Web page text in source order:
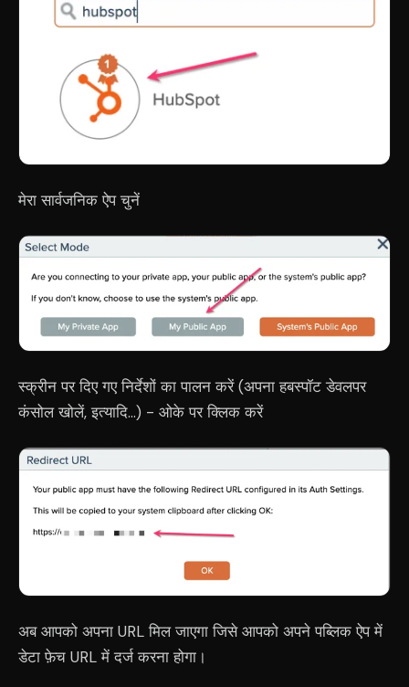
मेरा सार्वजनिक ऐप चुनें
स्क्रीन पर दिए गए निर्देशों का पालन करें (अपना हबस्पॉट डेवलपर
कंसोल खोलें, इत्यादि...) - ओके पर क्लिक करें
अब आपको अपना URL मिल जाएगा जिसे आपको अपने पब्लिक ऐप में
डेटा फ़ेच URL में दर्ज करना होगा।